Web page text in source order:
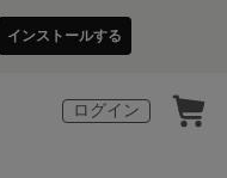
インストールする
ログイン